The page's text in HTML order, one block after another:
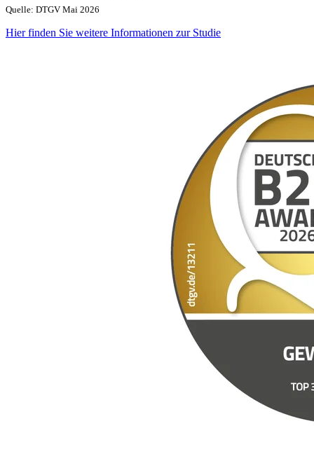
Quelle: DTGV Mai 2026
Hier finden Sie weitere Informationen zur Studie